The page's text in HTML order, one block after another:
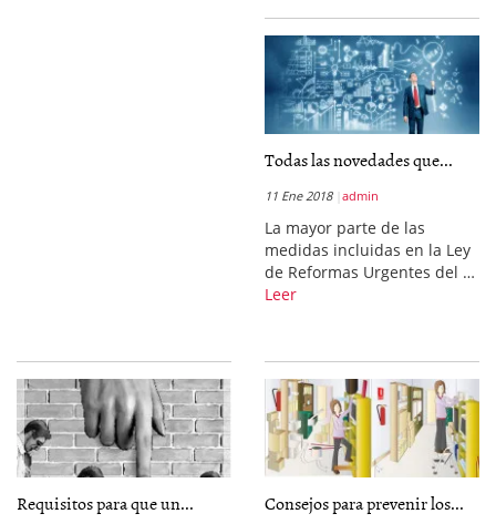
Todas las novedades que...
11 Ene 2018 admin
La mayor parte de las
medidas incluidas en la Ley
de Reformas Urgentes del …
Leer
Requisitos para que un... Consejos para prevenir los...